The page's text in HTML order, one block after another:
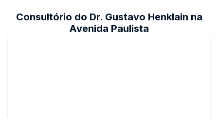
Consultório do Dr. Gustavo Henklain na
Avenida Paulista